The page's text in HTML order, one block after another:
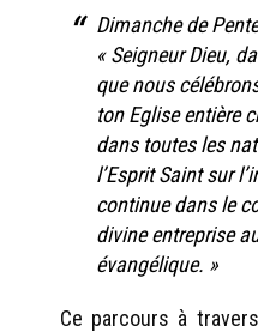
Dimanche de
« Seigneur Dieu,
que nous
ton Eglise entière
dans toutes les
l’Esprit Saint sur
continue dans le
divine entreprise
évangélique. »
Ce parcours à